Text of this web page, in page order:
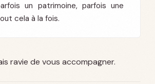
un patrimoine, parfois une
cela à la fois.
ravie de vous accompagner.